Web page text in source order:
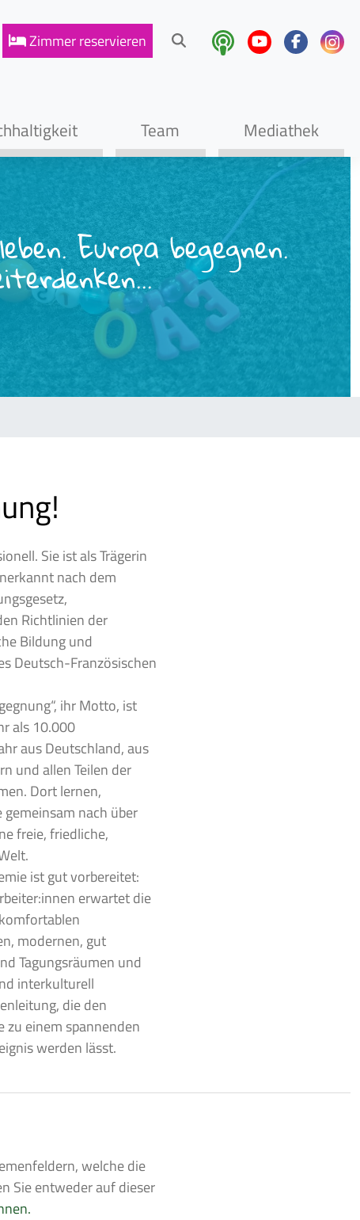
Zimmerreservieren
Team Mediathek
Europa begegnen.
Sie ist als Trägerin
nach dem
Richtlinien der
Bildung und
Deutsch-Französischen
ihr Motto, ist
als 10.000
aus Deutschland, aus
und allen Teilen der
Dort lernen,
nach über
freie, friedliche,
ist gut vorbereitet:
erwartet die
modernen, gut
Tagungsräumen und
interkulturell
die den
einem spannenden
werden lässt.
welche die
Sie entweder auf dieser